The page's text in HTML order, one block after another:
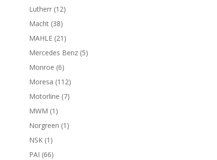
Lutherr 1212
Macht 3838
productos
MAHLE 21 21
productos
Mercedes Benz 55
Monroe 66
productos
Moresa 112112
productos
Motorline 77
MWM 1 1
producto
Norgreen 1 1
NSK 1 1
producto
PAI 6666